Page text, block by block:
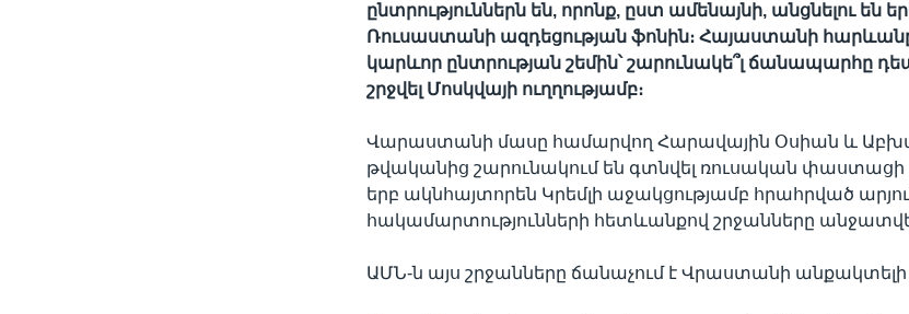
ընտրություններն են, որոնք, ըստ ամենայնի, անցնելու են
Ռուսաստանի ազդեցության ֆոնին։ Հայաստանի
կարևոր ընտրության շեմին՝ շարունակե՞լ ճանապարհը
շրջվել Մոսկվայի ուղղությամբ։
Վարաստանի մասը համարվող Հարավային Օսիան և
թվականից շարունակում են գտնվել ռուսական փաստացի
երբ ակնհայտորեն Կրեմլի աջակցությամբ հրահրված
հակամարտությունների հետևանքով շրջանները
ԱՄՆ-ն այս շրջանները ճանաչում է Վրաստանի